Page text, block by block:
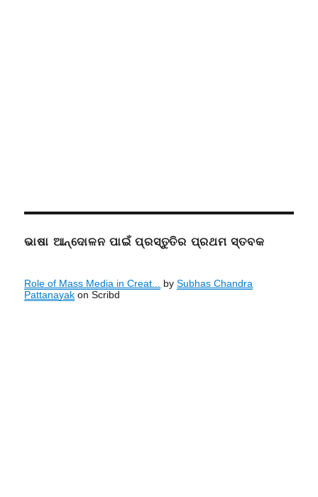
ଭାଷା ଆନ୍ଦୋଳନ ପାଇଁ ପ୍ରସ୍ତୁତିର ପ୍ରଥମ ସ୍ତବକ
Role of Mass Media in Creat... bySubhas Chandra
Pattanayak on Scribd